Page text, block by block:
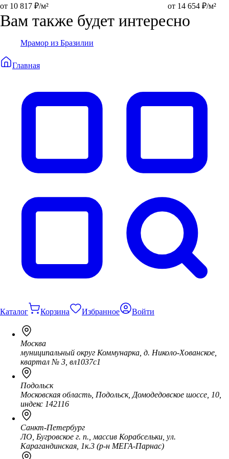
от 10 817 ₽/м²
от 14 654 ₽/м²
Вам также будет интересно
Мрамор из Бразилии
Главная
Каталог Корзина Избранное Войти
Москва
муниципальный округ Коммунарка, д. Николо-Хованское,
квартал № 3, вл1037с1
Подольск
Московская область, Подольск, Домодедовское шоссе, 10,
индекс 142116
Санкт-Петербург
ЛО, Бугровское г. п., массив Корабсельки, ул.
Карагандинская, 1к.3 (р-н МЕГА-Парнас)